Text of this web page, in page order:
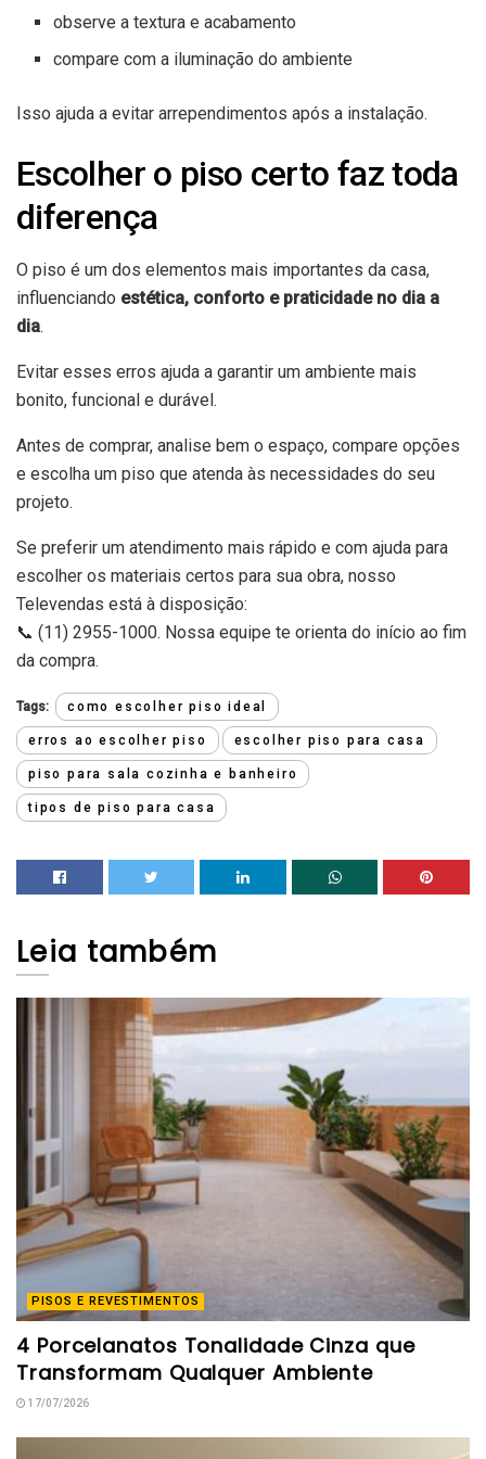
observe a textura e acabamento
compare com a iluminação do ambiente
Isso ajuda a evitar arrependimentos após a instalação.
Escolher o piso certo faz toda
diferença
O piso é um dos elementos mais importantes da casa,
influenciando estética, conforto e praticidade no dia a
dia.
Evitar esses erros ajuda a garantir um ambiente mais
bonito, funcional e durável.
Antes de comprar, analise bem o espaço, compare opções
e escolha um piso que atenda às necessidades do seu
projeto.
Se preferir um atendimento mais rápido e com ajuda para
escolher os materiais certos para sua obra, nosso
Televendas está à disposição:
📞 (11) 2955-1000. Nossa equipe te orienta do início ao fim
da compra.
Tags: como escolher piso ideal
erros ao escolher piso escolher piso para casa
piso para sala cozinha e banheiro
tipos de piso para casa
Leia também
PISOS E REVESTIMENTOS
4 Porcelanatos Tonalidade Cinza que
Transformam Qualquer Ambiente
17/07/2026